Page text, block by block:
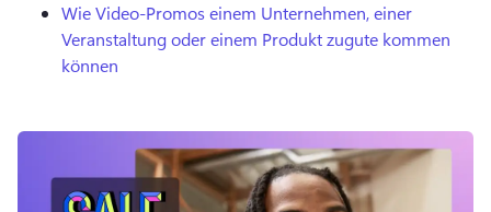
Wie Video-Promos einem Unternehmen, einer
Veranstaltung oder einem Produkt zugute kommen
können